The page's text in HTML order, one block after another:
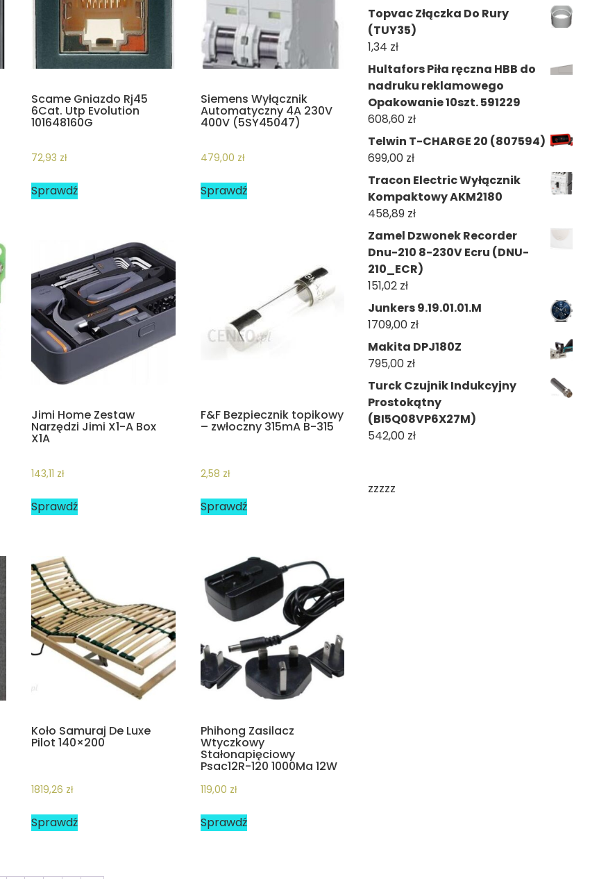
Scame Gniazdo Rj45
6Cat. Utp Evolution
101648160G
72,93 zł
Sprawdź
Siemens Wyłącznik
Automatyczny 4A 230V
400V (5SY45047)
479,00 zł
Sprawdź
Jimi Home Zestaw
Narzędzi Jimi X1-A Box
X1A
143,11 zł
Sprawdź
F&F Bezpiecznik topikowy
– zwłoczny 315mA B-315
2,58 zł
Sprawdź
Koło Samuraj De Luxe
Pilot 140×200
1819,26 zł
Sprawdź
Phihong Zasilacz
Wtyczkowy
Stałonapięciowy
Psac12R-120 1000Ma 12W
119,00 zł
Sprawdź
Topvac Złączka Do Rury
(TUY35)
1,34 zł
Hultafors Piła ręczna HBB do
nadruku reklamowego
Opakowanie 10szt. 591229
608,60 zł
Telwin T-CHARGE 20 (807594)
699,00 zł
Tracon Electric Wyłącznik
Kompaktowy AKM2180
458,89 zł
Zamel Dzwonek Recorder
Dnu-210 8-230V Ecru (DNU-
210_ECR)
151,02 zł
Junkers 9.19.01.01.M
1709,00 zł
Makita DPJ180Z
795,00 zł
Turck Czujnik Indukcyjny
Prostokątny
(BI5Q08VP6X27M)
542,00 zł
zzzzz